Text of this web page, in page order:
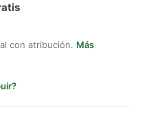
con atribución. Más